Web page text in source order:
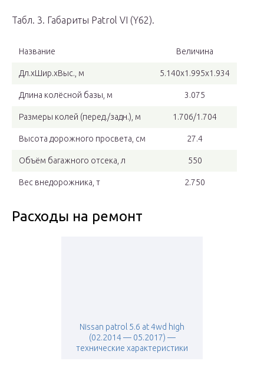
Табл. 3. Габариты Patrol VI (Y62).
Название Величина
Дл.хШир.хВыс., м 5.140х1.995х1.934
Длина колёсной базы, м 3.075
Размеры колей (перед./задн.), м 1.706/1.704
Высота дорожного просвета, см 27.4
Объём багажного отсека, л 550
Вес внедорожника, т 2.750
Расходы на ремонт
Nissan patrol 5.6 at 4wd high
(02.2014 — 05.2017) —
технические характеристики